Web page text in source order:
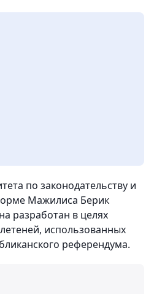
по законодательству и
Мажилиса Берик
разработан в целях
использованных
референдума.